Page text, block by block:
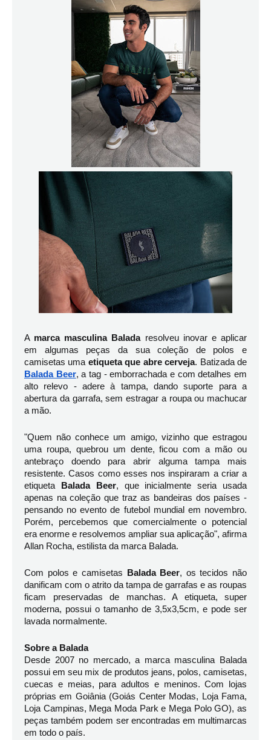
A marca masculina Balada resolveu inovar e aplicar
em algumas peças da sua coleção de polos e
camisetas uma etiqueta que abre cerveja.
Balada Beer, a tag - emborrachada e com detalhes em
alto relevo - adere à tampa, dando suporte para a
abertura da garrafa, sem estragar a roupa ou machucar
a mão.
"Quem não conhece um amigo, vizinho que estragou
uma roupa, quebrou um dente, ficou com a mão ou
antebraço doendo para abrir alguma tampa mais
resistente. Casos como esses nos inspiraram a criar a
etiqueta
Balada Beer, que inicialmente seria usada
apenas na coleção que traz as bandeiras dos países -
pensando no evento de futebol mundial em novembro.
Porém, percebemos que comercialmente o potencial
era enorme e resolvemos ampliar sua aplicação", afirma
Allan Rocha, estilista da marca Balada.
Com polos e camisetas Balada Beer, os tecidos não
danificam com o atrito da tampa de garrafas e as roupas
ficam preservadas de manchas. A etiqueta, super
moderna, possui o tamanho de 3,5x3,5cm, e pode ser
lavada normalmente.
Sobre a Balada
Desde 2007 no mercado, a marca masculina Balada
possui em seu mix de produtos jeans, polos, camisetas,
cuecas e meias, para adultos e meninos. Com lojas
próprias em Goiânia (Goiás Center Modas, Loja Fama,
Loja Campinas, Mega Moda Park e Mega Polo GO), as
peças também podem ser encontradas em multimarcas
em todo o país.